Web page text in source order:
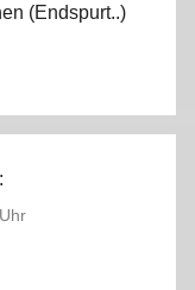
(Endspurt..)